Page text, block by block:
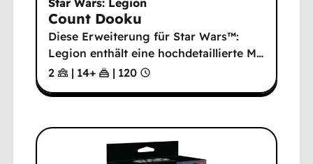
Star Wars: Legion
Count Dooku
Diese Erweiterung für Star Wars™:
Legion enthält eine hochdetaillierte M…
2
| 14+ | 120